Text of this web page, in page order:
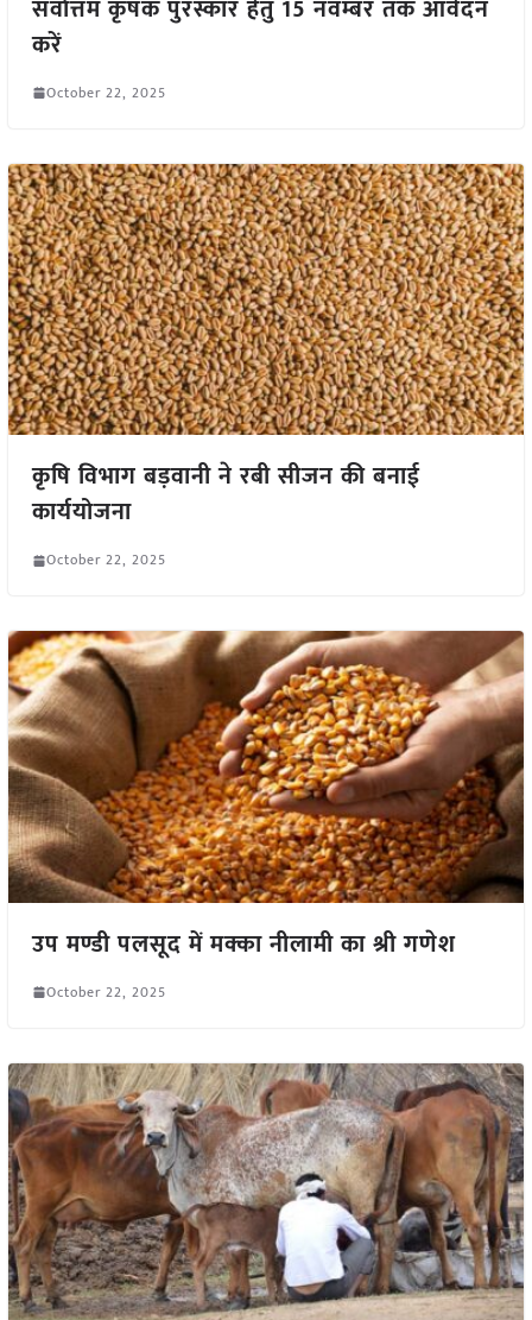
सर्वाेत्तम कृषक पुरस्कार हेतु 15 नवम्बर तक आवेदन
करें
October 22, 2025
कृषि विभाग बड़वानी ने रबी सीजन की बनाई
कार्ययोजना
October 22, 2025
उप मण्डी पलसूद में मक्का नीलामी का श्री गणेश
October 22, 2025